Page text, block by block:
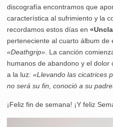
discografía encontramos que
característica al sufrimiento y la
recordamos estos días en
perteneciente al cuarto álbum de
«Deathgrip» . La canción
humanos de abandono y el
a la luz: «Llevando las cicatrices
no será su fin, conoció a su
¡Feliz fin de semana! ¡Y feliz